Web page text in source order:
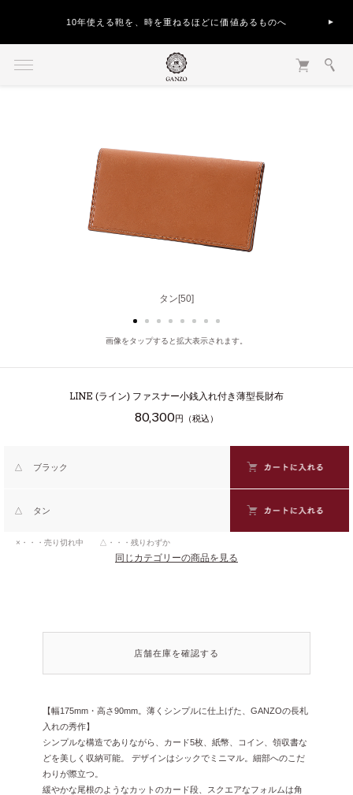
10年使える鞄を、時を重ねるほどに価値あるものへ
タン[50]
ブラック[10]
画像をタップすると拡大表示されます。
LINE (ライン) ファスナー小銭入れ付き薄型長財布
80,300円（税込）
△ ブラック
△ タン
×・・・売り切れ中 △・・・残りわずか
同じカテゴリーの商品を見る
店舗在庫を確認する
【幅175mm・高さ90mm。薄くシンプルに仕上げた、GANZOの長札
入れの秀作】
シンプルな構造でありながら、カード5枚、紙幣、コイン、領収書な
どを美しく収納可能。 デザインはシックでミニマル。細部へのこだ
わりが際立つ。
緩やかな尾根のようなカットのカード段、スクエアなフォルムは角